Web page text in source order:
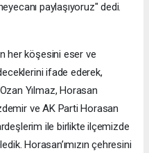
paylaşıyoruz" dedi.
her köşesini eser ve
ifade ederek,
Yılmaz, Horasan
ve AK Parti Horasan
ile birlikte ilçemizde
Horasan’ımızın çehresini